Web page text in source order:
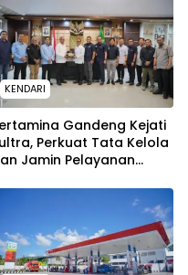
KENDARI
Gandeng Kejati
Perkuat Tata Kelola
Jamin Pelayanan